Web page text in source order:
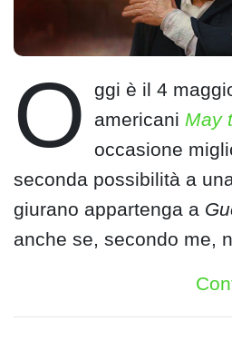
O
ggi è il 4
americani May
occasione
seconda possibilità a
giurano appartenga a
anche se, secondo me,